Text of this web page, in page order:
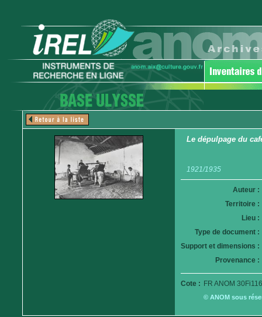
Le dépulpage du
1921/1935
Auteur :
Territoire :
Lieu :
Type de document :
Support et dimensions :
Provenance :
Cote : FR ANOM
© ANOM sous